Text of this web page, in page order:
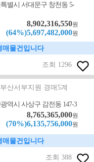
별시 서대문구 창천동 5-
8,902,316,550원
(64%)5,697,482,000원
매물건입니다
조회 1296
산서부지원 경매5계
역시 사상구 감전동 147-3
8,765,365,000원
(70%)6,135,756,000원
매물건입니다
조회 388